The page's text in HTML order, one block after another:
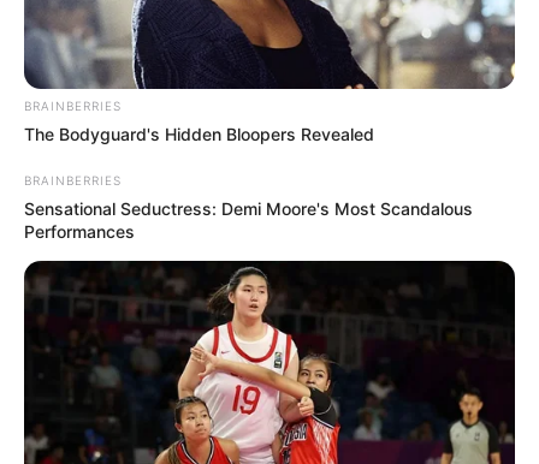
BRAINBERRIES
The Bodyguard's Hidden Bloopers Revealed
BRAINBERRIES
Sensational Seductress: Demi Moore's Most Scandalous
Performances